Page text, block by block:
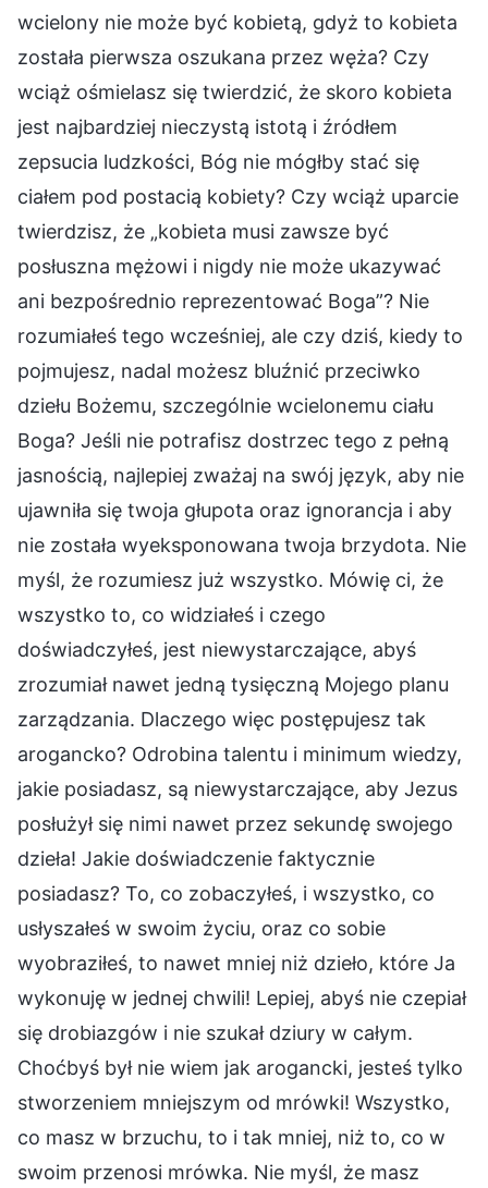
wcielony nie może być kobietą, gdyż to kobieta
została pierwsza oszukana przez węża? Czy
wciąż ośmielasz się twierdzić, że skoro kobieta
jest najbardziej nieczystą istotą i źródłem
zepsucia ludzkości, Bóg nie mógłby stać się
ciałem pod postacią kobiety? Czy wciąż uparcie
twierdzisz, że „kobieta musi zawsze być
posłuszna mężowi i nigdy nie może ukazywać
ani bezpośrednio reprezentować Boga”? Nie
rozumiałeś tego wcześniej, ale czy dziś, kiedy to
pojmujesz, nadal możesz bluźnić przeciwko
dziełu Bożemu, szczególnie wcielonemu ciału
Boga? Jeśli nie potrafisz dostrzec tego z pełną
jasnością, najlepiej zważaj na swój język, aby nie
ujawniła się twoja głupota oraz ignorancja i aby
nie została wyeksponowana twoja brzydota. Nie
myśl, że rozumiesz już wszystko. Mówię ci, że
wszystko to, co widziałeś i czego
doświadczyłeś, jest niewystarczające, abyś
zrozumiał nawet jedną tysięczną Mojego planu
zarządzania. Dlaczego więc postępujesz tak
arogancko? Odrobina talentu i minimum wiedzy,
jakie posiadasz, są niewystarczające, aby Jezus
posłużył się nimi nawet przez sekundę swojego
dzieła! Jakie doświadczenie faktycznie
posiadasz? To, co zobaczyłeś, i wszystko, co
usłyszałeś w swoim życiu, oraz co sobie
wyobraziłeś, to nawet mniej niż dzieło, które Ja
wykonuję w jednej chwili! Lepiej, abyś nie czepiał
się drobiazgów i nie szukał dziury w całym.
Choćbyś był nie wiem jak arogancki, jesteś tylko
stworzeniem mniejszym od mrówki! Wszystko,
co masz w brzuchu, to i tak mniej, niż to, co w
swoim przenosi mrówka. Nie myśl, że masz